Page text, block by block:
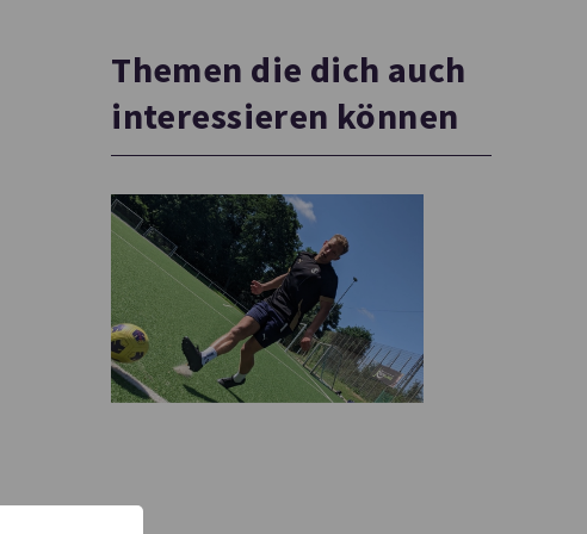
Themen die dich auch
interessieren können